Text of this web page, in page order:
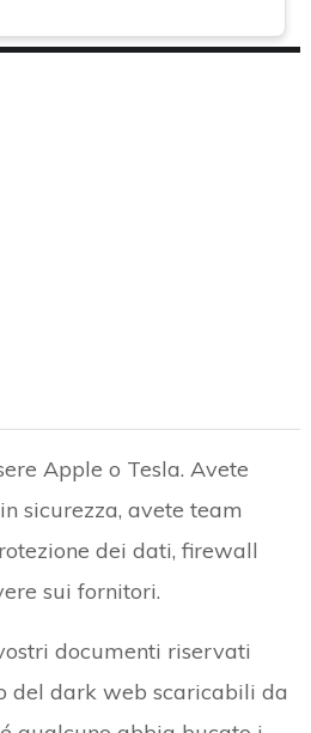
Apple o Tesla. Avete
sicurezza, avete team
dei dati, firewall
sui fornitori.
documenti riservati
del dark web scaricabili da